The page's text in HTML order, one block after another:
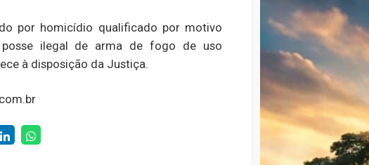
por homicídio qualificado por motivo
ilegal de arma de fogo de uso
à disposição da Justiça.